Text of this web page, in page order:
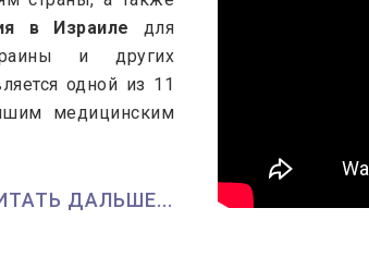
в Израиле для
и других
одной из 11
медицинским
ДАЛЬШЕ...